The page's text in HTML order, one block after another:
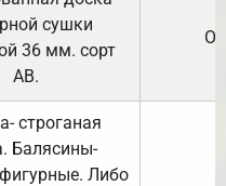
сушки
36 мм. сорт
АВ.
строганая
Балясины-
Либо